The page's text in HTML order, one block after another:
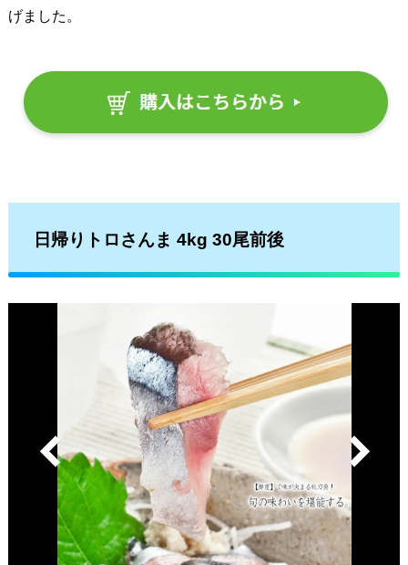
げました。
日帰りトロさんま 4kg 30尾前後